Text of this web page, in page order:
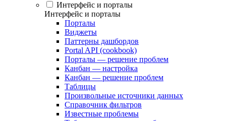
Интерфейс и порталы
Интерфейс и порталы
Порталы
Виджеты
Паттерны дашбордов
Portal API (cookbook)
Порталы — решение проблем
Канбан — настройка
Канбан — решение проблем
Таблицы
Произвольные источники данных
Справочник фильтров
Известные проблемы